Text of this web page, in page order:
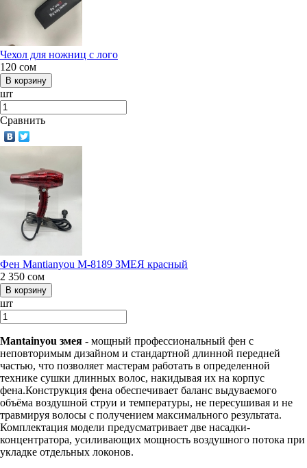
Чехол для ножниц с лого
120 сом
шт
Сравнить
Фен Mantianyou М-8189 ЗМЕЯ красный
2 350 сом
шт
Mantainyou змея - мощный профессиональный фен с
неповторимым дизайном и стандартной длинной передней
частью, что позволяет мастерам работать в определенной
технике сушки длинных волос, накидывая их на корпус
фена.Конструкция фена обеспечивает баланс выдуваемого
объёма воздушной струи и температуры, не пересушивая и не
травмируя волосы с получением максимального результата.
Комплектация модели предусматривает две насадки-
концентратора, усиливающих мощность воздушного потока при
укладке отдельных локонов.